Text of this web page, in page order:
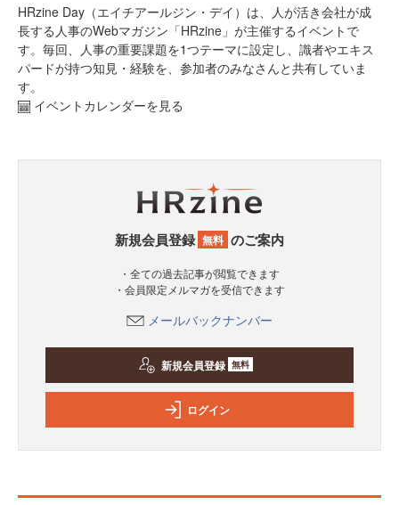
HRzine Day（エイチアールジン・デイ）は、人が活き会社が成
長する人事のWebマガジン「HRzine」が主催するイベントで
す。毎回、人事の重要課題を1つテーマに設定し、識者やエキス
パードが持つ知見・経験を、参加者のみなさんと共有していま
す。
イベントカレンダーを見る
新規会員登録 無料 のご案内
・全ての過去記事が閲覧できます
・会員限定メルマガを受信できます
メールバックナンバー
新規会員登録 無料
ログイン